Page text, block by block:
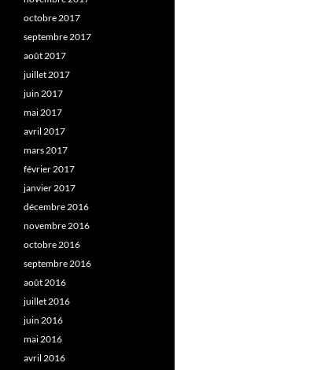
octobre 2017
septembre 2017
août 2017
juillet 2017
juin 2017
mai 2017
avril 2017
mars 2017
février 2017
janvier 2017
décembre 2016
novembre 2016
octobre 2016
septembre 2016
août 2016
juillet 2016
juin 2016
mai 2016
avril 2016